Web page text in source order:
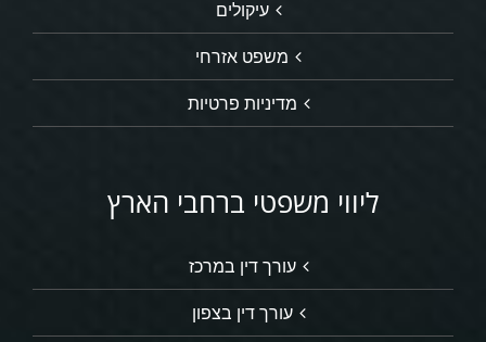
עיקולים
משפט אזרחי
מדיניות פרטיות
ליווי משפטי ברחבי הארץ
עורך דין במרכז
עורך דין בצפון